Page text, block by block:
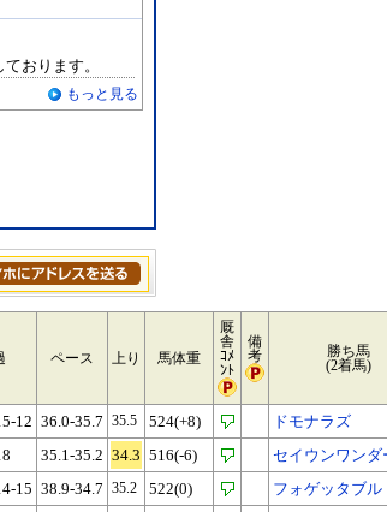
おります。
もっと見る
ペース 上り 馬体重
厩
舎
ｺﾒ
ﾝﾄ
備
考
勝ち馬
(2着馬)
12 36.0-35.7 35.5 524(+8)
ドモナラズ
35.1-35.2 34.3 516(-6)
セイウンワンダ
15 38.9-34.7 35.2 522(0)
フォゲッタブル